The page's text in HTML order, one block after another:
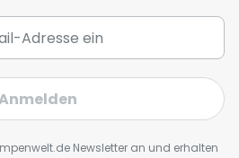
Newsletter an und erhalten